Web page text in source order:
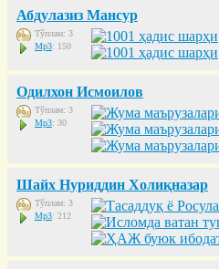
Абдулазиз Мансур
Тўплам: 3
Mp3: 150
Одилхон Исмоилов
Тўплам: 3
Mp3: 30
Шайх Нуриддин Холиқназар
Тўплам: 3
Mp3: 212